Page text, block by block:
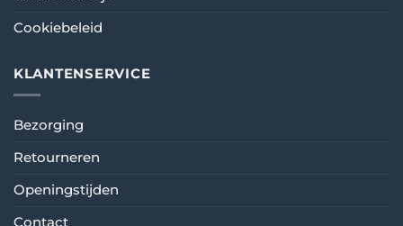
Cookiebeleid
KLANTENSERVICE
Bezorging
Retourneren
Openingstijden
Contact